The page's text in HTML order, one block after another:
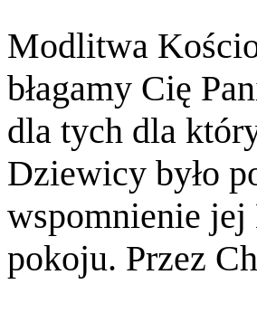
Modlitwa
błagamy Cię
dla tych dla
Dziewicy było
wspomnienie jej
pokoju. Przez